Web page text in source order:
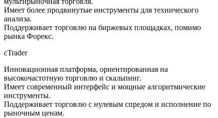
Имеет более продвинутые инструменты для технического
анализа.
Поддерживает торговлю на биржевых площадках, помимо
рынка Форекс.
cTrader
Инновационная платформа, ориентированная на
высокочастотную торговлю и скальпинг.
Имеет современный интерфейс и мощные алгоритмические
инструменты.
Поддерживает торговлю с нулевым спредом и исполнение по
рыночным ценам.